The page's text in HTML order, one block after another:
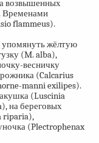
возвышенных
Временами
flammeus).
упомянуть жёлтую
(M. alba),
весничку
(Calcarius
manni exilipes).
(Luscinia
на береговых
riparia),
(Plectrophenax